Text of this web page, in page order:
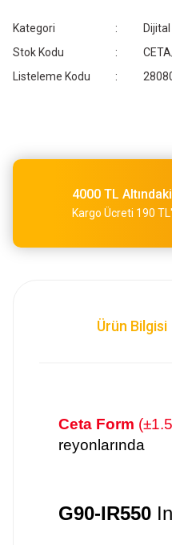
Kategori
Stok Kodu
Listeleme Kodu
4000 TL
Kargo Ücreti 190
Ürün Bilgisi
Ceta Form
reyonlarında
G90-IR550